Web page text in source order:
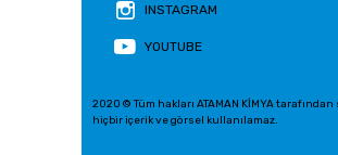
INSTAGRAM
YOUTUBE
2020 © Tüm hakları ATAMAN KİMYA tarafından
hiçbir içerik ve görsel kullanılamaz.